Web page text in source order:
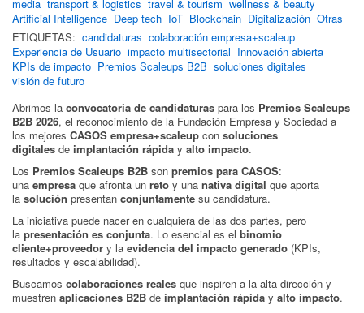
media transport & logistics travel & tourism wellness & beauty
Artificial Intelligence Deep tech IoT Blockchain Digitalización Otras
ETIQUETAS: candidaturas colaboración empresa+scaleup
Experiencia de Usuario impacto multisectorial Innovación abierta
KPIs de impacto Premios Scaleups B2B soluciones digitales
visión de futuro
Abrimos la convocatoria de candidaturas para los Premios Scaleups
B2B 2026, el reconocimiento de la Fundación Empresa y Sociedad a
los mejores CASOS empresa+scaleup con soluciones
digitales de implantación rápida y alto impacto.
Los Premios Scaleups B2B son premios para CASOS:
una empresa que afronta un reto y una nativa digital que aporta
la solución presentan conjuntamente su candidatura.
La iniciativa puede nacer en cualquiera de las dos partes, pero
la presentación es conjunta. Lo esencial es el binomio
cliente+proveedor y la evidencia del impacto generado (KPIs,
resultados y escalabilidad).
Buscamos colaboraciones reales que inspiren a la alta dirección y
muestren aplicaciones B2B de implantación rápida y alto impacto.